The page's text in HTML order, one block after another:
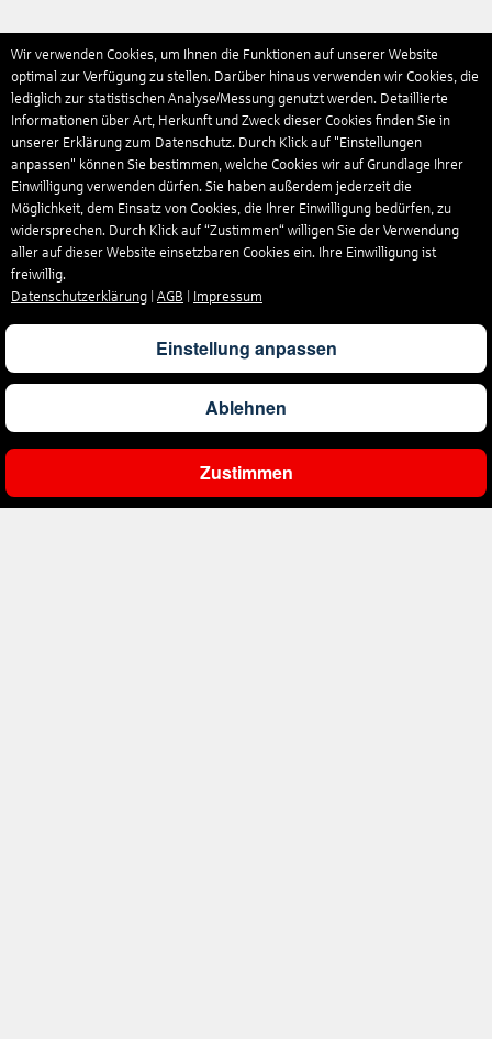
Ergebnisse filtern
Wir verwenden Cookies, um Ihnen die Funktionen auf unserer Website
optimal zur Verfügung zu stellen. Darüber hinaus verwenden wir Cookies, die
lediglich zur statistischen Analyse/Messung genutzt werden. Detaillierte
Informationen über Art, Herkunft und Zweck dieser Cookies finden Sie in
unserer Erklärung zum Datenschutz. Durch Klick auf "Einstellungen
anpassen" können Sie bestimmen, welche Cookies wir auf Grundlage Ihrer
Einwilligung verwenden dürfen. Sie haben außerdem jederzeit die
Möglichkeit, dem Einsatz von Cookies, die Ihrer Einwilligung bedürfen, zu
widersprechen. Durch Klick auf “Zustimmen“ willigen Sie der Verwendung
aller auf dieser Website einsetzbaren Cookies ein. Ihre Einwilligung ist
freiwillig.
Datenschutzerklärung
AGB Impressum
Einstellung anpassen
Ablehnen
Zustimmen